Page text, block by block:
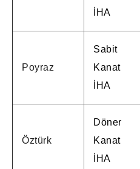
İHA
Poyraz
Sabit
Kanat
İHA
Öztürk
Döner
Kanat
İHA